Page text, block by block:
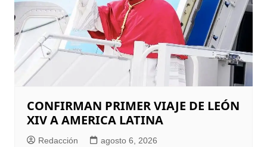
CONFIRMAN PRIMER VIAJE DE LEÓN
XIV A AMERICA LATINA
Redacción agosto 6, 2026